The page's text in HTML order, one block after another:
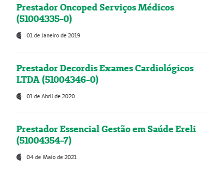
Prestador Oncoped Serviços Médicos
(51004335-0)
01 de Janeiro de 2019
Prestador Decordis Exames Cardiológicos
LTDA (51004346-0)
01 de Abril de 2020
Prestador Essencial Gestão em Saúde Ereli
(51004354-7)
04 de Maio de 2021